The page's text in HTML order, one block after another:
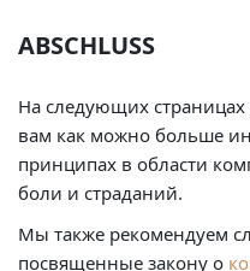
ABSCHLUSS
На следующих страницах
вам как можно больше
принципах в области
боли и страданий.
Мы также рекомендуем
посвященные закону о